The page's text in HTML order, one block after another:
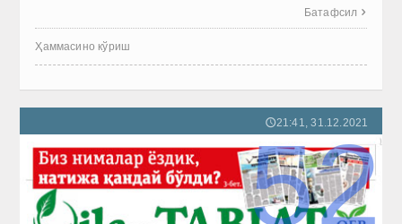
Батафсил 
Ҳаммасино кўриш
🕔21:41, 31.12.2021
52